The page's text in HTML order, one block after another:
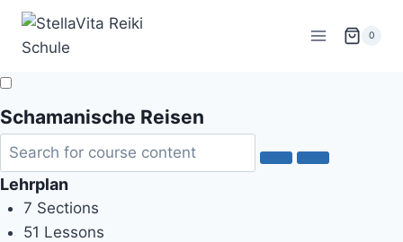
Zum
springen
0
Schamanische Reisen
Lehrplan
7 Sections
51 Lessons